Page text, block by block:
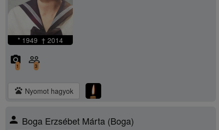
* 1949 † 2014
camera_alt
1
people_outline
3
pets Nyomot hagyok
person Boga Erzsébet Márta (Boga)